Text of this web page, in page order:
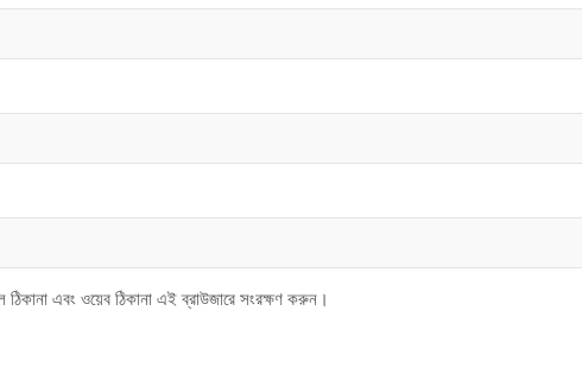
এবং ওয়েব ঠিকানা এই ব্রাউজারে সংরক্ষণ করুন।